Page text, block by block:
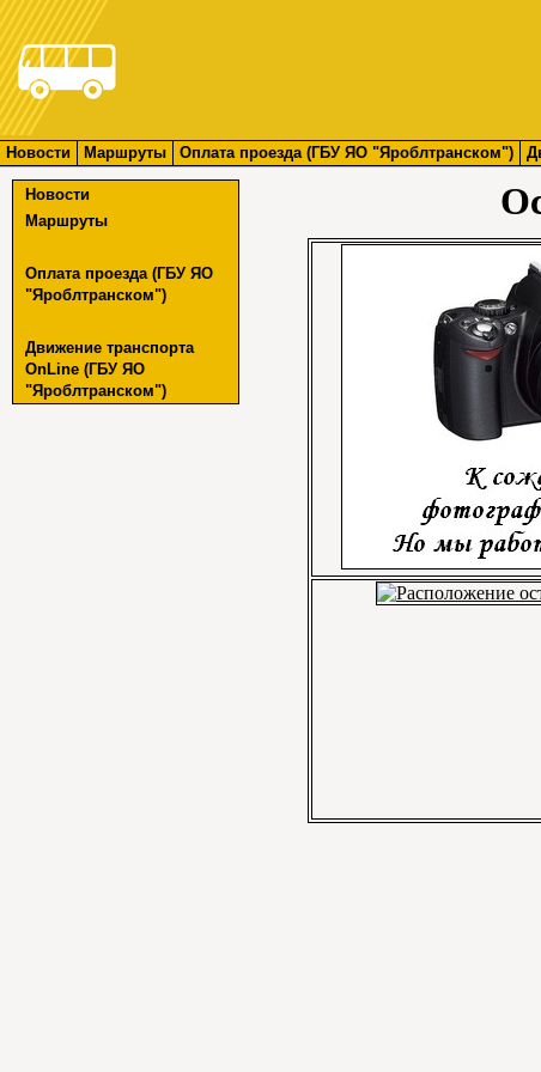
Новости Маршруты Оплата проезда (ГБУ ЯО "Яроблтранском")
Новости
Маршруты
Оплата проезда (ГБУ ЯО
"Яроблтранском")
Движение транспорта
OnLine (ГБУ ЯО
"Яроблтранском")